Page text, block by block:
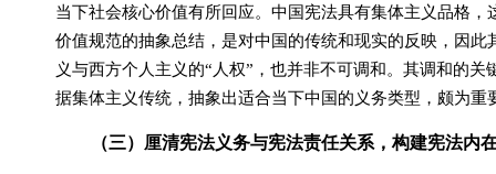
当下社会核心价值有所回应。 中国宪法具有集体主义品格，
价值规范的抽象总结，是对中国的传统和现实的反映，因
义与西方个人主义的“人权”，也并非不可调和。其调和的
据集体主义传统，抽象出适合当下中国的义务类型，颇为重
（三）厘清宪法义务与宪法责任关系，构建宪法内